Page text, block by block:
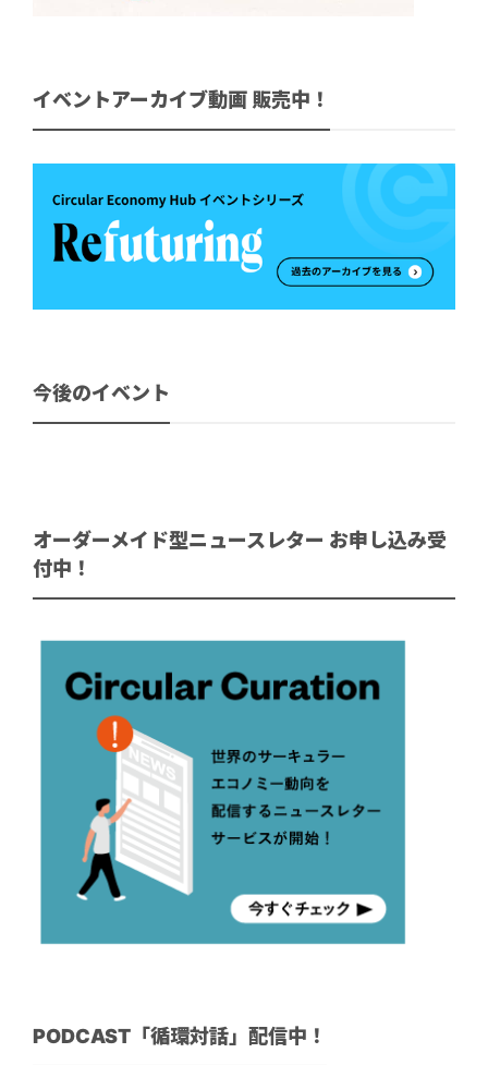
イベントアーカイブ動画 販売中！
今後のイベント
オーダーメイド型ニュースレター お申し込み受
付中！
PODCAST「循環対話」配信中！